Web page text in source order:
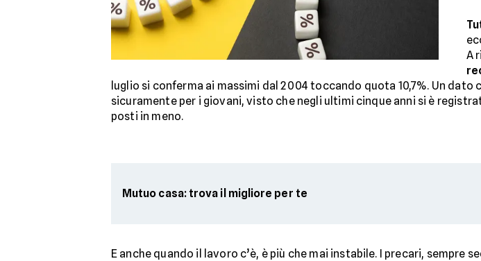
A
luglio si conferma ai massimi dal 2004 toccando quota 10,7%. Un
sicuramente per i giovani, visto che negli ultimi cinque anni si è
posti in meno.
Mutuo casa: trova il migliore per te
E anche quando il lavoro c’è, è più che mai instabile. I precari, sempre